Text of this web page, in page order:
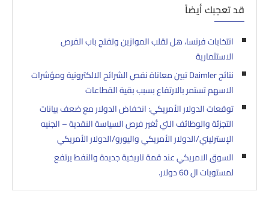
قد تعجبك أيضاً
انتخابات فرنسا، هل تقلب الموازين وتفتح باب الفرص
الاستثمارية
نتائج Daimler تبين معاناة نقص الشرائح الالكترونية ومؤشرات
الاسهم تستمر بالارتفاع بسبب بقية القطاعات
توقعات الدولار الأمريكي: انخفاض الدولار مع ضعف بيانات
التجزئة والوظائف التي تُغير فرص السياسة النقدية – الجنيه
الإسترليني/الدولار الأمريكي واليورو/الدولار الأمريكي
السوق الامريكي عند قمة تاريخية جديدة والنفط يرتفع
لمستويات ال 60 دولار.